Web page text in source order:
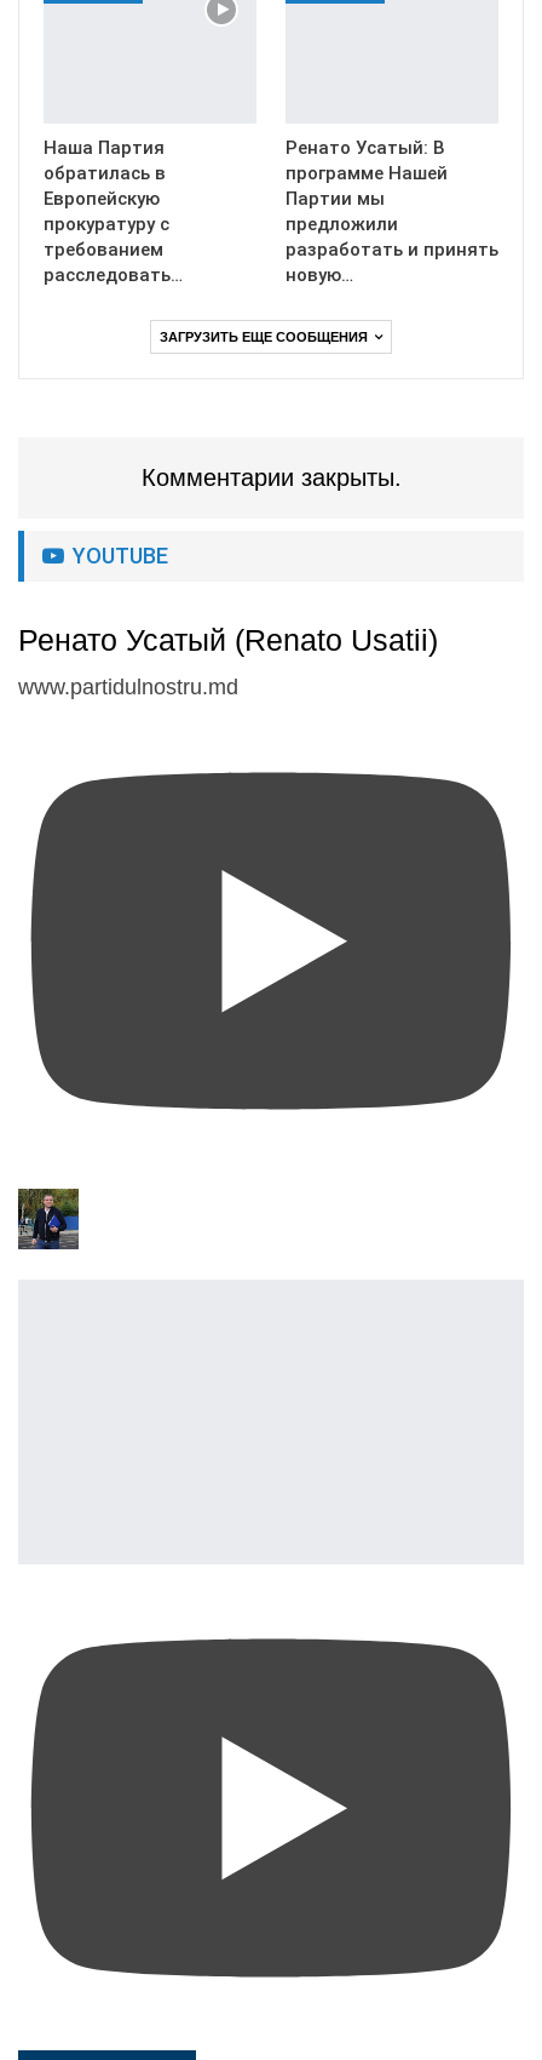
Наша Партия
обратилась в
Европейскую
прокуратуру с
требованием
расследовать…
Ренато Усатый: В
программе Нашей
Партии мы
предложили
разработать и принять
новую…
ЗАГРУЗИТЬ ЕЩЕ СООБЩЕНИЯ
Комментарии закрыты.
YOUTUBE
Ренато Усатый (Renato Usatii)
www.partidulnostru.md